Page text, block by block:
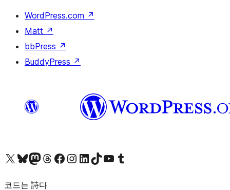
WordPress.com ↗
Matt ↗
bbPress ↗
BuddyPress ↗
X(이전 트위터) 계정 방문하기블루스카이 계정 방문하기마스토돈 계정 방문하기스레드 계정 방문하기 페이스북 페이지 방문하기인스타그램 계정 방문하기 LinkedIn 계정 방문하기틱톡 계정 방문하기유튜브 채널 방문하기 텀블러 계정 방문하기
코드는 詩다